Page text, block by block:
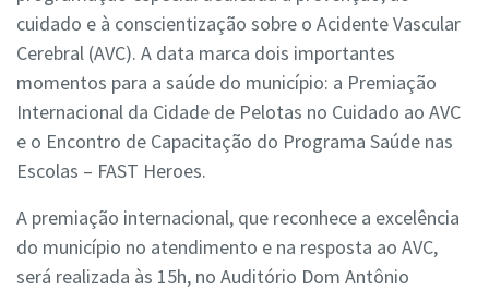
cuidado e à conscientização sobre o Acidente Vascular
Cerebral (AVC). A data marca dois importantes
momentos para a saúde do município: a Premiação
Internacional da Cidade de Pelotas no Cuidado ao AVC
e o Encontro de Capacitação do Programa Saúde nas
Escolas – FAST Heroes.
A premiação internacional, que reconhece a excelência
do município no atendimento e na resposta ao AVC,
será realizada às 15h, no Auditório Dom Antônio